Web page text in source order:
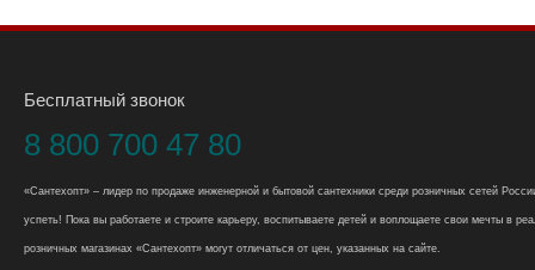
Бесплатный звонок
8 800 700 47 80
«Сантехопт» – лидер по продаже инженерной и бытовой сантехники среди розничных сетей
успеть! Пока вы работаете и строите карьеру, воспитываете детей и воплощаете свои мечты в
розничных магазинах «Сантехопт» могут отличаться от цен, указанных на сайте.